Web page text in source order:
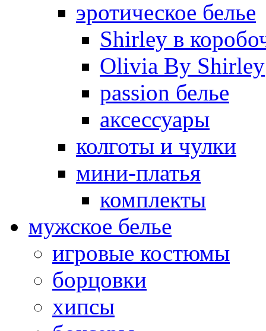
эротическое белье
Shirley в
Olivia By Shirley
passion белье
аксессуары
колготы и чулки
мини-платья
комплекты
мужское белье
игровые костюмы
борцовки
хипсы